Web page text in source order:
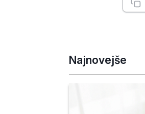
Najnovejše